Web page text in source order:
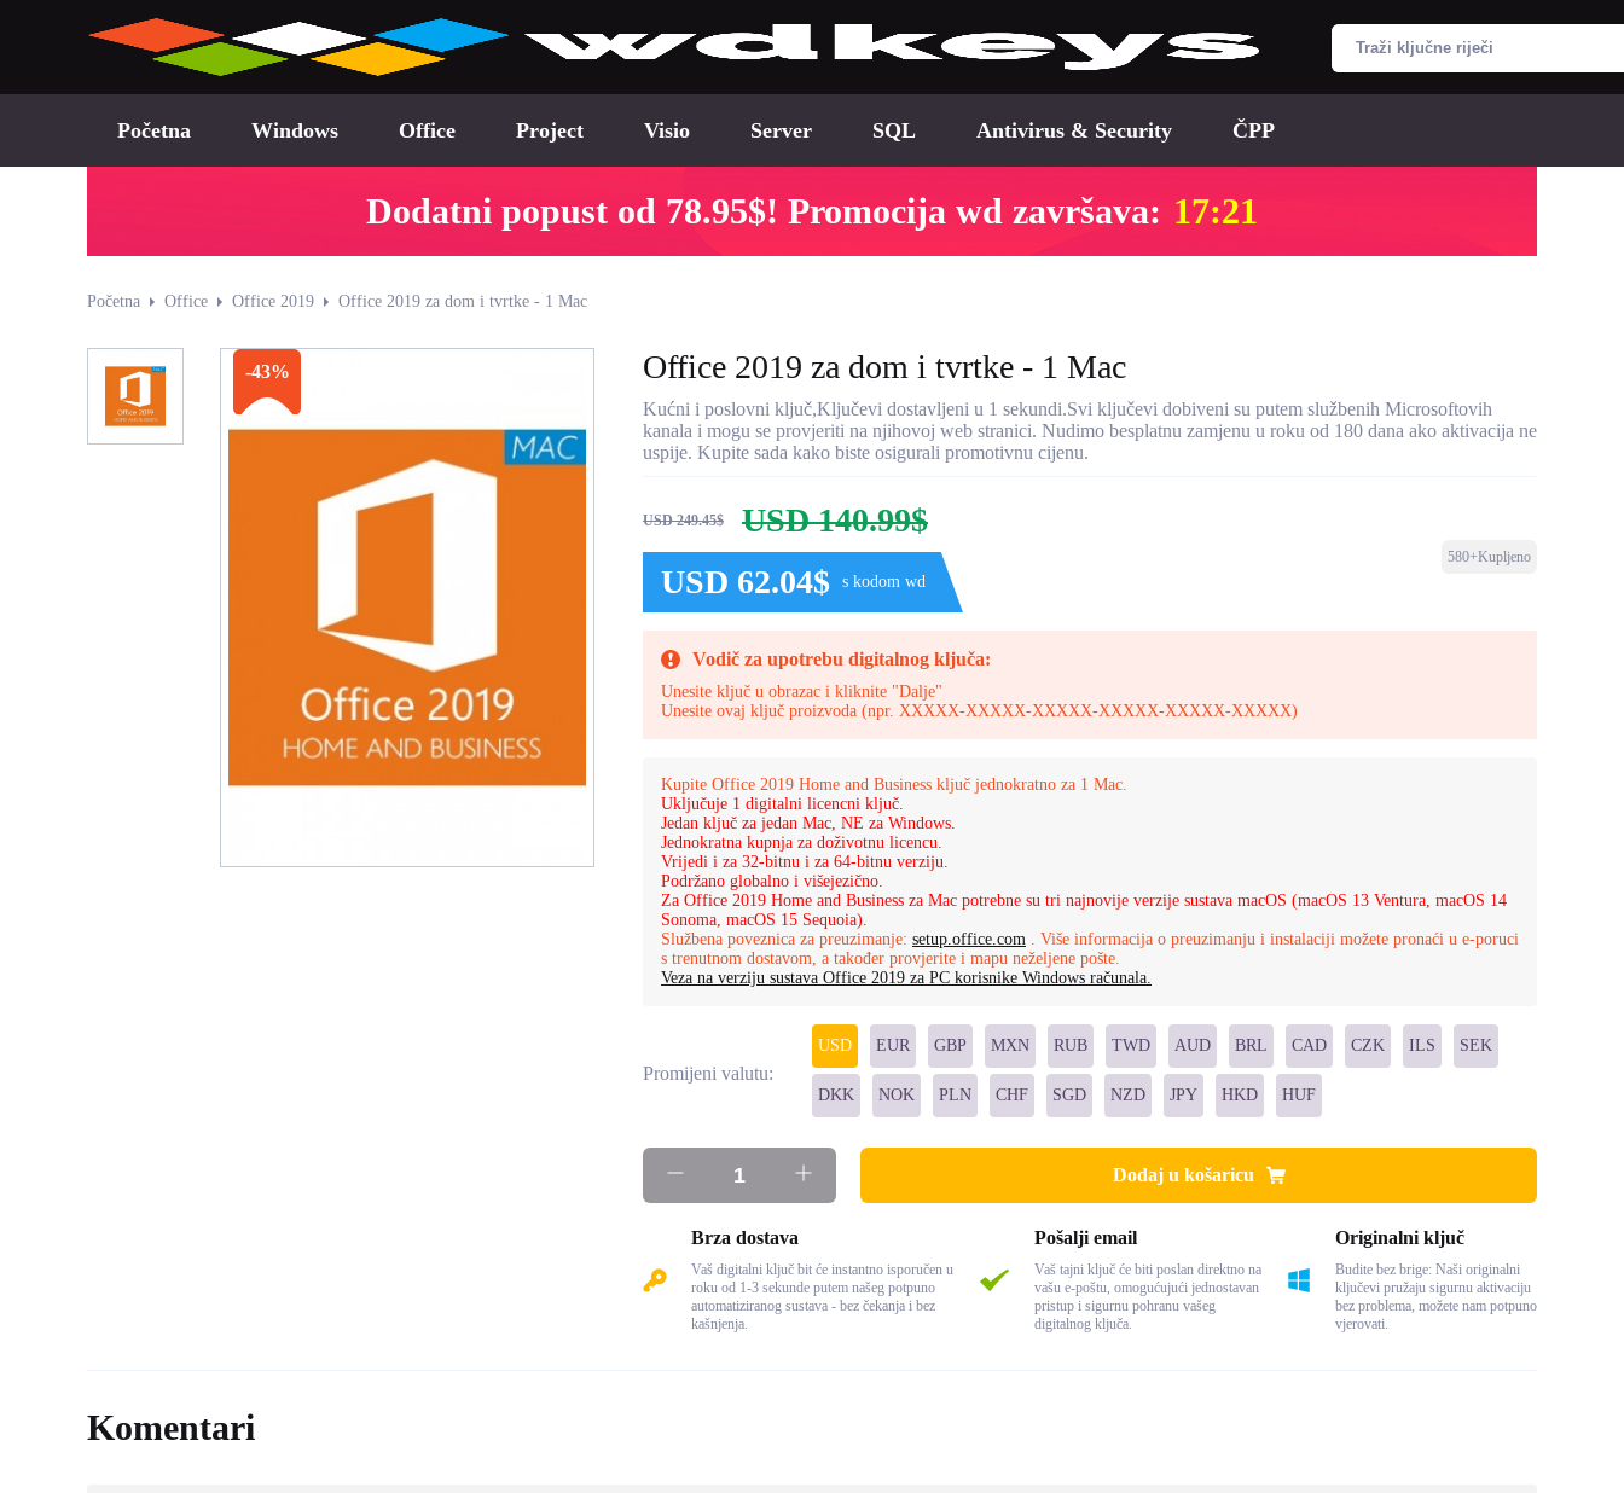
Početna Windows Office Project Visio Server SQL Antivirus & Security ČPP
Dodatni popust od 78.95$! Promocija wd završava: 17:20
Početna Office Office 2019 Office 2019 za dom i tvrtke - 1 Mac
-43% Office 2019 za dom i tvrtke - 1 Mac
Kućni i poslovni ključ,Ključevi dostavljeni u 1 sekundi.Svi ključevi dobiveni su putem službenih Microsoftovih
kanala i mogu se provjeriti na njihovoj web stranici. Nudimo besplatnu zamjenu u roku od 180 dana ako aktivacija ne
uspije. Kupite sada kako biste osigurali promotivnu cijenu.
USD 249.45$
USD 140.99$
USD 62.04$
s kodom wd
580+Kupljeno
Vodič za upotrebu digitalnog ključa:
Unesite ključ u obrazac i kliknite "Dalje"
Unesite ovaj ključ proizvoda (npr. XXXXX-XXXXX-XXXXX-XXXXX-XXXXX-XXXXX)
Kupite Office 2019 Home and Business ključ jednokratno za 1 Mac.
Uključuje 1 digitalni licencni ključ.
Jedan ključ za jedan Mac, NE za Windows.
Jednokratna kupnja za doživotnu licencu.
Vrijedi i za 32-bitnu i za 64-bitnu verziju.
Podržano globalno i višejezično.
Za Office 2019 Home and Business za Mac potrebne su tri najnovije verzije sustava macOS (macOS 13 Ventura, macOS 14
Sonoma, macOS 15 Sequoia).
Službena poveznica za preuzimanje: setup.office.com . Više informacija o preuzimanju i instalaciji možete pronaći u e-poruci
s trenutnom dostavom, a također provjerite i mapu neželjene pošte.
Veza na verziju sustava Office 2019 za PC korisnike Windows računala.
Promijeni valutu:
USD EUR GBP MXN RUB TWD AUD BRL CAD CZK ILS SEK
DKK NOK PLN CHF SGD NZD JPY HKD HUF
Dodaj u košaricu
Brza dostava
Vaš digitalni ključ bit će instantno isporučen u
roku od 1-3 sekunde putem našeg potpuno
automatiziranog sustava - bez čekanja i bez
kašnjenja.
Pošalji email
Vaš tajni ključ će biti poslan direktno na
vašu e-poštu, omogućujući jednostavan
pristup i sigurnu pohranu vašeg
digitalnog ključa.
Originalni ključ
Budite bez brige: Naši originalni
ključevi pružaju sigurnu aktivaciju
bez problema, možete nam potpuno
vjerovati.
Komentari